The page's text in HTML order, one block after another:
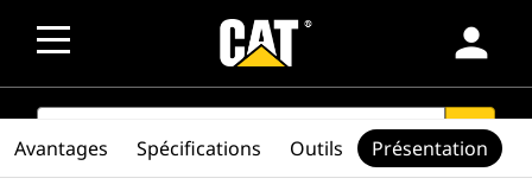
person
SEARCH search
Avantages Spécifications Outils Présentation